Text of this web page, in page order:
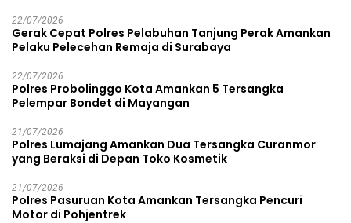
22/07/2026
Gerak Cepat Polres Pelabuhan Tanjung Perak Amankan
Pelaku Pelecehan Remaja di Surabaya
22/07/2026
Polres Probolinggo Kota Amankan 5 Tersangka
Pelempar Bondet di Mayangan
21/07/2026
Polres Lumajang Amankan Dua Tersangka Curanmor
yang Beraksi di Depan Toko Kosmetik
21/07/2026
Polres Pasuruan Kota Amankan Tersangka Pencuri
Motor di Pohjentrek